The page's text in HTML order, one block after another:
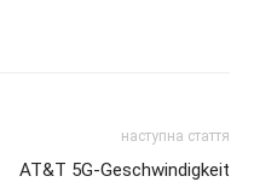
наступна стаття
AT&T 5G-Geschwindigkeit